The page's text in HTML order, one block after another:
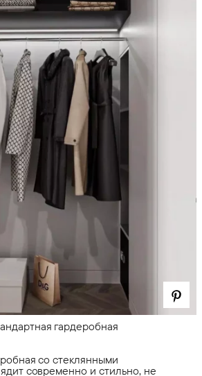
гардеробная
со стеклянными
современно и стильно, не